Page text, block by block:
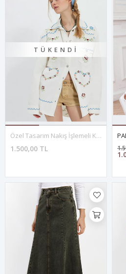
TÜKENDI
Özel Tasarım Nakış İşlemeli Koleksiyon Ceket
1.500,00 TL